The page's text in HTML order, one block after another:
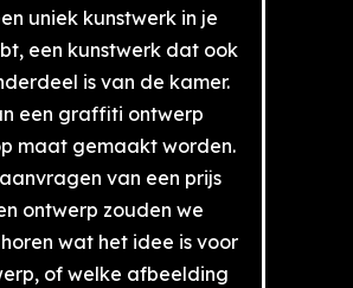
uniek kunstwerk in je
een kunstwerk dat ook
is van de kamer.
een graffiti ontwerp
maat gemaakt worden.
van een prijs
ontwerp zouden we
wat het idee is voor
of welke afbeelding